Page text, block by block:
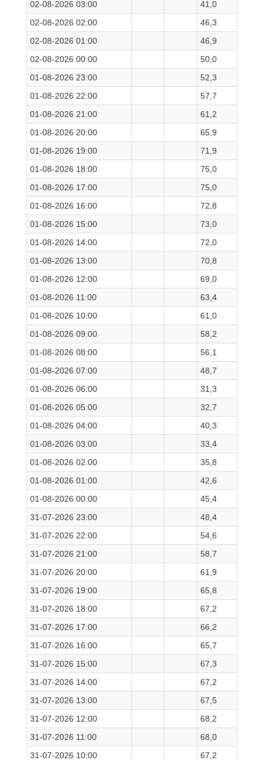
02-08-2026 03:00
41,0
02-08-2026 02:00
46,3
02-08-2026 01:00
46,9
02-08-2026 00:00
50,0
01-08-2026 23:00
52,3
01-08-2026 22:00
57,7
01-08-2026 21:00
61,2
01-08-2026 20:00
65,9
01-08-2026 19:00
71,9
01-08-2026 18:00
75,0
01-08-2026 17:00
75,0
01-08-2026 16:00
72,8
01-08-2026 15:00
73,0
01-08-2026 14:00
72,0
01-08-2026 13:00
70,8
01-08-2026 12:00
69,0
01-08-2026 11:00
63,4
01-08-2026 10:00
61,0
01-08-2026 09:00
58,2
01-08-2026 08:00
56,1
01-08-2026 07:00
48,7
01-08-2026 06:00
31,3
01-08-2026 05:00
32,7
01-08-2026 04:00
40,3
01-08-2026 03:00
33,4
01-08-2026 02:00
35,8
01-08-2026 01:00
42,6
01-08-2026 00:00
45,4
31-07-2026 23:00
48,4
31-07-2026 22:00
54,6
31-07-2026 21:00
58,7
31-07-2026 20:00
61,9
31-07-2026 19:00
65,8
31-07-2026 18:00
67,2
31-07-2026 17:00
66,2
31-07-2026 16:00
65,7
31-07-2026 15:00
67,3
31-07-2026 14:00
67,2
31-07-2026 13:00
67,5
31-07-2026 12:00
68,2
31-07-2026 11:00
68,0
31-07-2026 10:00
67,2